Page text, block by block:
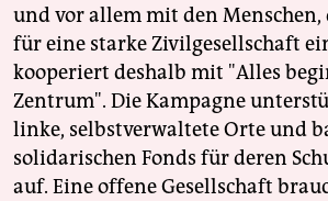
und vor allem mit den Menschen,
für eine starke Zivilgesellschaft
kooperiert deshalb mit "Alles
Zentrum". Die Kampagne
linke, selbstverwaltete Orte und
solidarischen Fonds für deren
auf. Eine offene Gesellschaft